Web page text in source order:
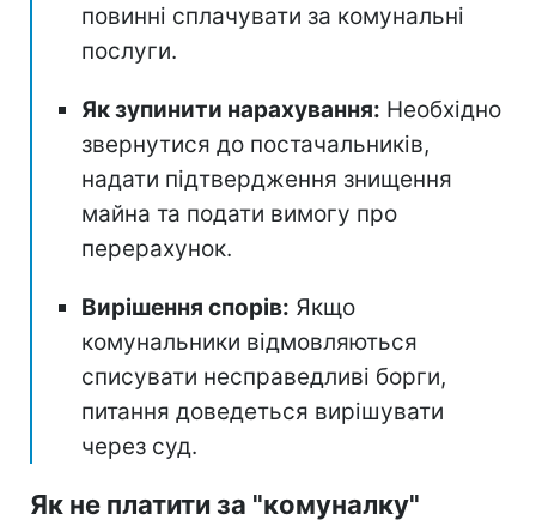
повинні сплачувати за комунальні
послуги.
Як зупинити нарахування: Необхідно
звернутися до постачальників,
надати підтвердження знищення
майна та подати вимогу про
перерахунок.
Вирішення спорів: Якщо
комунальники відмовляються
списувати несправедливі борги,
питання доведеться вирішувати
через суд.
Як не платити за "комуналку"